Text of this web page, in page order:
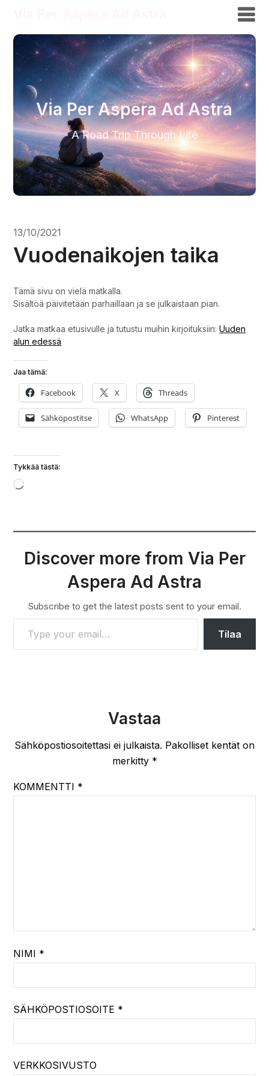
Via Per Aspera Ad Astra
A Road Trip Through Life
13/10/2021
Vuodenaikojen taika
Tämä sivu on vielä matkalla.
Sisältöä päivitetään parhaillaan ja se julkaistaan pian.
Jatka matkaa etusivulle ja tutustu muihin kirjoituksiin:Uuden
alun edessä
Jaa tämä:
Facebook X Threads
Sähköpostitse WhatsApp Pinterest
Tykkää tästä:
Loading…
Discover more from Via Per
Aspera Ad Astra
Subscribe to get the latest posts sent to your email.
TYPE YOUR EMAIL…
Tilaa
Vastaa
Sähköpostiosoitettasi ei julkaista. Pakolliset kentät on
merkitty *
KOMMENTTI *
NIMI *
SÄHKÖPOSTIOSOITE *
VERKKOSIVUSTO